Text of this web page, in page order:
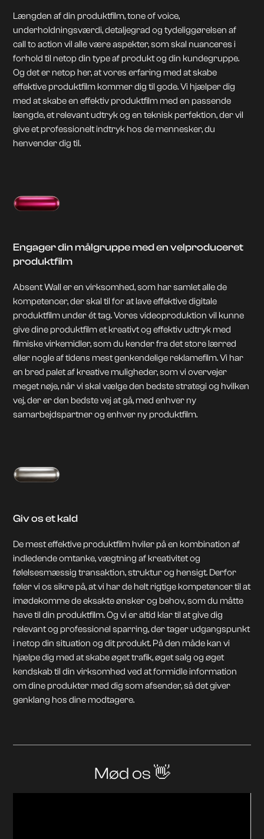
Længden af din produktfilm, tone of voice,
underholdningsværdi, detaljegrad og tydeliggørelsen af
call to action vil alle være aspekter, som skal nuanceres i
forhold til netop din type af produkt og din kundegruppe.
Og det er netop her, at vores erfaring med at skabe
effektive produktfilm kommer dig til gode. Vi hjælper dig
med at skabe en effektiv produktfilm med en passende
længde, et relevant udtryk og en teknisk perfektion, der vil
give et professionelt indtryk hos de mennesker, du
henvender dig til.
Engager din målgruppe med en velproduceret
produktfilm
Absent Wall er en virksomhed, som har samlet alle de
kompetencer, der skal til for at lave effektive digitale
produktfilm under ét tag. Vores videoproduktion vil kunne
give dine produktfilm et kreativt og effektiv udtryk med
filmiske virkemidler, som du kender fra det store lærred
eller nogle af tidens mest genkendelige reklamefilm. Vi har
en bred palet af kreative muligheder, som vi overvejer
meget nøje, når vi skal vælge den bedste strategi og hvilken
vej, der er den bedste vej at gå, med enhver ny
samarbejdspartner og enhver ny produktfilm.
Giv os et kald
De mest effektive produktfilm hviler på en kombination af
indledende omtanke, vægtning af kreativitet og
følelsesmæssig transaktion, struktur og hensigt. Derfor
føler vi os sikre på, at vi har de helt rigtige kompetencer til at
imødekomme de eksakte ønsker og behov, som du måtte
have til din produktfilm. Og vi er altid klar til at give dig
relevant og professionel sparring, der tager udgangspunkt
i netop din situation og dit produkt. På den måde kan vi
hjælpe dig med at skabe øget trafik, øget salg og øget
kendskab til din virksomhed ved at formidle information
om dine produkter med dig som afsender, så det giver
genklang hos dine modtagere.
Mød os 👋